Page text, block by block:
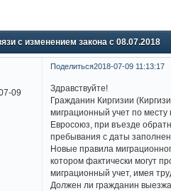
с изменением закона с 08.07.2018
Поделиться2018-07-09 11:13:17
09
Здравствуйте!
Гражданин Киргизии
миграционный учет по месту
Евросоюз, при въезде
пребывания с даты
Новые правила
котором фактически могут
миграционный учет, имея
Должен ли гражданин